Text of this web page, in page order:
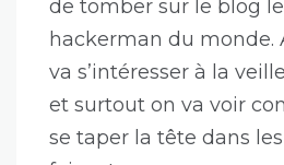
de tomber sur le blog
hackerman du monde.
va s’intéresser à la
et surtout on va voir
se taper la tête dans